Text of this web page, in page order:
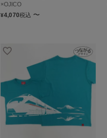
×OJICO
¥4,070税込 〜